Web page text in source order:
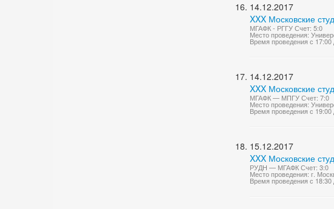
14.12.2017
XXX Московские
МГАФК - РГГУ Счет: 5:0
Место проведения:
Время проведения с 17:00
14.12.2017
XXX Московские
МГАФК — МПГУ Счет: 7:0
Место проведения:
Время проведения с 19:00
15.12.2017
XXX Московские
РУДН — МГАФК Счет: 3:0
Место проведения: г.
Время проведения с 18:30